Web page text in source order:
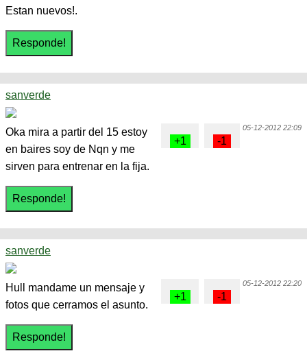
Estan nuevos!.
sanverde
05-12-2012 22:09
Oka mira a partir del 15 estoy
en baires soy de Nqn y me
sirven para entrenar en la fija.
sanverde
05-12-2012 22:20
Hull mandame un mensaje y
fotos que cerramos el asunto.